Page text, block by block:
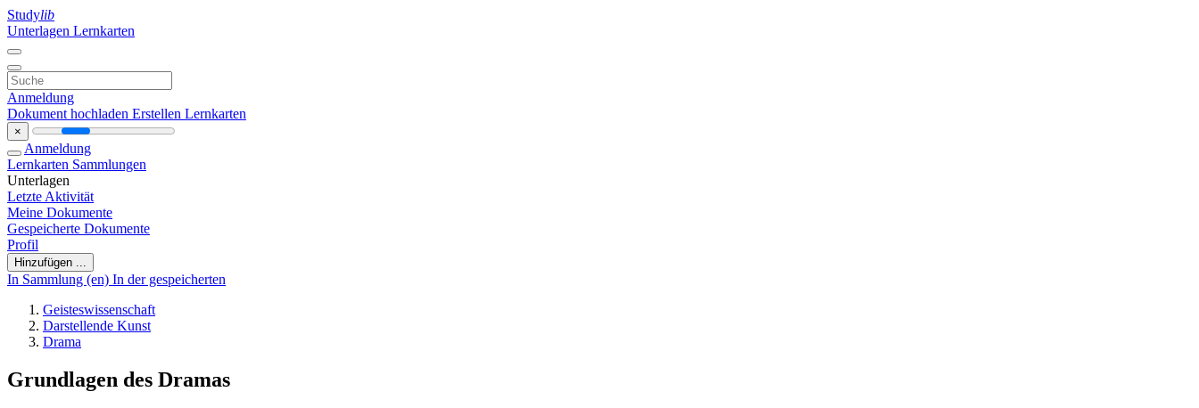
Studylib
Unterlagen Lernkarten
Anmeldung
Dokument hochladen Erstellen Lernkarten
×
Anmeldung
Lernkarten Sammlungen
Unterlagen
Letzte Aktivität
Meine Dokumente
Gespeicherte Dokumente
Profil
Hinzufügen ...
In Sammlung (en) In der gespeicherten
Geisteswissenschaft
Darstellende Kunst
Drama
Grundlagen des Dramas